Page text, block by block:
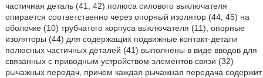
частичная деталь (41, 42) полюса силового выключателя
опирается соответственно через опорный изолятор (44, 45) на
оболочке (10) трубчатого корпуса выключателя (11), опорные
изоляторы (44) для содержащих подвижные контакт-детали
полюсных частичных деталей (41) выполнены в виде вводов для
связанных с приводным устройством элементов связи (32)
рычажных передач, причем каждая рычажная передача содержит